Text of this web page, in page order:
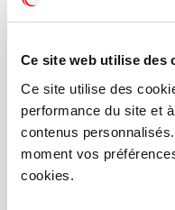
Ce site web utilise des
Ce site utilise des
performance du site et
contenus
moment vos
cookies.